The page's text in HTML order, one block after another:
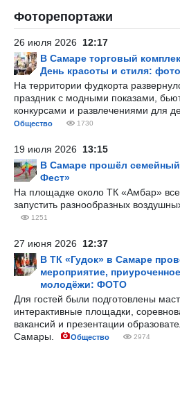
Фоторепортажи
26 июля 2026 12:17
В Самаре торговый
День красоты и стиля: фото
На территории фудкорта
праздник с модными показами,
конкурсами и развлечениями для
Общество 1730
19 июля 2026 13:15
В Самаре прошёл
Фест»
На площадке около ТК «Амбар»
запустить разнообразных
1251
27 июня 2026 12:37
В ТК «Гудок» в Самаре
мероприятие,
молодёжи: ФОТО
Для гостей были подготовлены
интерактивные площадки,
вакансий и презентации
Самары.
Общество 2974